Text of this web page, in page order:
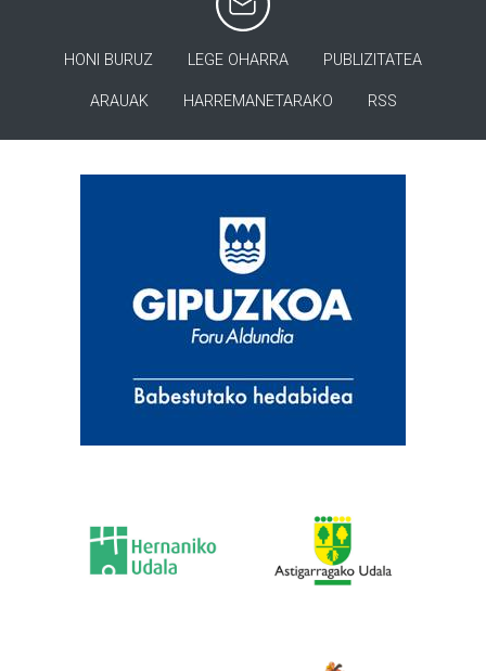
HONI BURUZ LEGE OHARRA PUBLIZITATEA
ARAUAK HARREMANETARAKO RSS